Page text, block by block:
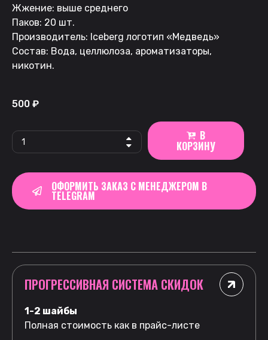
Жжение: выше среднего
Паков: 20 шт.
Производитель: Iceberg логотип «Медведь»
Состав: Вода, целлюлоза, ароматизаторы,
никотин.
500 ₽
В
КОРЗИНУ
ОФОРМИТЬ ЗАКАЗ С МЕНЕДЖЕРОМ В
TELEGRAM
ПРОГРЕССИВНАЯ СИСТЕМА СКИДОК
1-2 шайбы
Полная стоимость как в прайс-листе